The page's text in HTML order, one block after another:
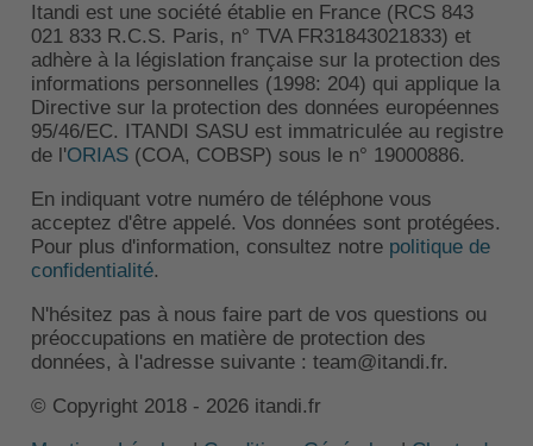
Itandi est une société établie en France (RCS 843
021 833 R.C.S. Paris, n° TVA FR31843021833) et
adhère à la législation française sur la protection des
informations personnelles (1998: 204) qui applique la
Directive sur la protection des données européennes
95/46/EC. ITANDI SASU est immatriculée au registre
de l'ORIAS(COA, COBSP) sous le n° 19000886.
En indiquant votre numéro de téléphone vous
acceptez d'être appelé. Vos données sont protégées.
Pour plus d'information, consultez notre politique de
confidentialité.
N'hésitez pas à nous faire part de vos questions ou
préoccupations en matière de protection des
données, à l'adresse suivante : team@itandi.fr.
© Copyright 2018 - 2026 itandi.fr